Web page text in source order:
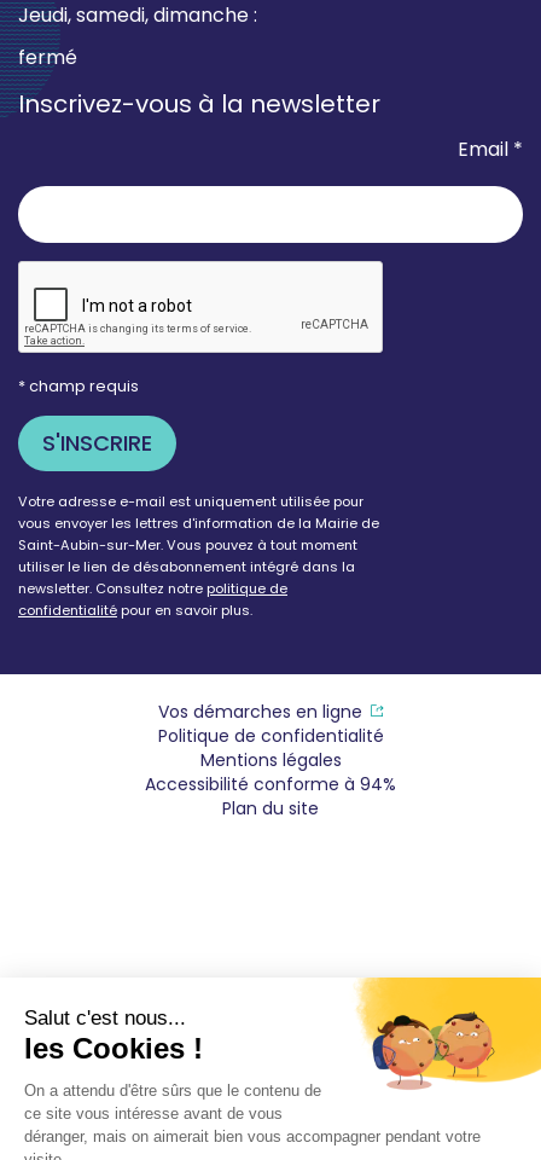
Jeudi, samedi, dimanche :
fermé
Inscrivez-vous à la newsletter
Email *
* champ requis
Votre adresse e-mail est uniquement utilisée pour
vous envoyer les lettres d'information de la Mairie de
Saint-Aubin-sur-Mer. Vous pouvez à tout moment
utiliser le lien de désabonnement intégré dans la
newsletter. Consultez notrepolitique de
confidentialitépour en savoir plus.
Vos démarches en ligne
Politique de confidentialité
Mentions légales
Accessibilité conforme à 94%
Plan du site